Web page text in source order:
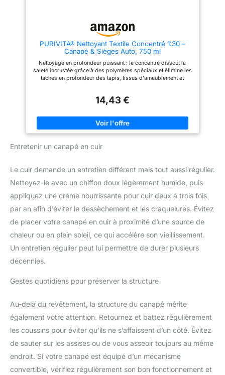
PURIVITA® Nettoyant Textile Concentré 1:30 –
Canapé & Sièges Auto, 750 ml
Nettoyage en profondeur puissant : le concentré dissout la
saleté incrustée grâce à des polymères spéciaux et élimine les
taches en profondeur des tapis, tissus d'ameublement et
un flacon suffit pour de nombreuses applications. Sans
canapés, sièges auto, matelas, tapis de sol et tissus
d'ameublement – élimine les taches de façon fiable. Préserve
les fibres : évite que les fibres ne collent entre elles, de sorte
propres plus longtemps. Qualité allemande : nettoyage
14,43 €
Entretenir un canapé en cuir
Le cuir demande un entretien différent mais tout aussi régulier.
Nettoyez-le avec un chiffon doux légèrement humide, puis
appliquez une crème nourrissante pour cuir deux à trois fois
par an afin d’éviter le dessèchement et les craquelures. Évitez
de placer votre canapé en cuir à proximité d’une source de
chaleur ou en plein soleil, ce qui accélère son vieillissement.
Un entretien régulier peut lui permettre de durer plusieurs
décennies.
Gestes quotidiens pour préserver la structure
Au-delà du revêtement, la structure du canapé mérite
également votre attention. Retournez et battez régulièrement
les coussins pour éviter qu’ils ne s’affaissent d’un côté. Évitez
de sauter sur les assises ou de vous asseoir toujours au même
endroit. Si votre canapé est équipé d’un mécanisme
convertible, vérifiez régulièrement son bon fonctionnement et